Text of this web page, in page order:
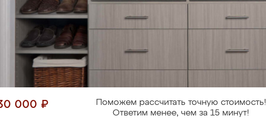
000 ₽
Поможем рассчитать точную стоимость!
Ответим менее, чем за 15 минут!